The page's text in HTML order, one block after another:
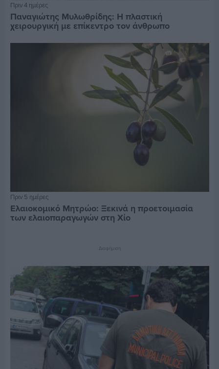
Πριν 4 ημέρες
Παναγιώτης Μυλωθρίδης: Η πλαστική
χειρουργική με επίκεντρο τον άνθρωπο
Πριν 5 ημέρες
Ελαιοκομικό Μητρώο: Ξεκινά η προετοιμασία
των ελαιοπαραγωγών στη Χίο
Διαφήμιση